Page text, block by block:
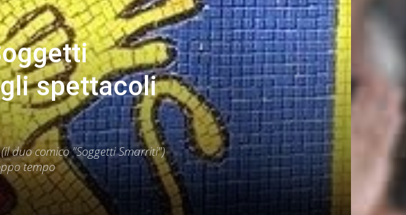
spettacoli
duo comico "Soggetti Smarriti")
tempo